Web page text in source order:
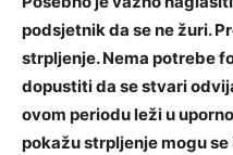
podsjetnik da se ne žuri.
strpljenje. Nema potrebe
dopustiti da se stvari
ovom periodu leži u
pokažu strpljenje mogu